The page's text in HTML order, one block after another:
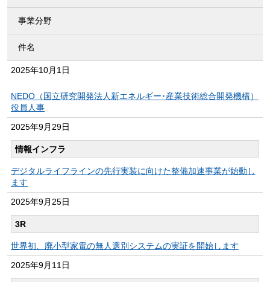
事業分野
件名
2025年10月1日
NEDO（国立研究開発法人新エネルギー･産業技術総合開発機構）
役員人事
2025年9月29日
情報インフラ
デジタルライフラインの先行実装に向けた整備加速事業が始動し
ます
2025年9月25日
3R
世界初、廃小型家電の無人選別システムの実証を開始します
2025年9月11日